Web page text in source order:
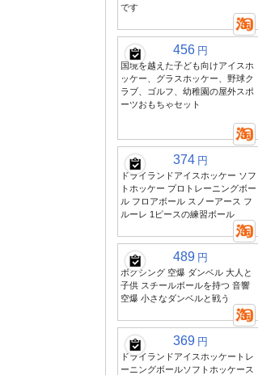
です
456 円
国境を越えた子ども向けアイスホ
ッケー、グラスホッケー、野球ク
ラブ、ゴルフ、幼稚園の屋外スポ
ーツおもちゃセット
374 円
ドライランドアイスホッケー ソフ
トホッケー プロトレーニングボー
ル フロアボール スノーアース フ
ルーレ 1ピースの練習ボール
489 円
ボクシング 空爆 ダンベル 大人と
子供 スチールボールを持つ 音響
空爆 小さなダンベルと戦う
369 円
ドライランドアイスホッケートレ
ーニングボールソフトホッケース